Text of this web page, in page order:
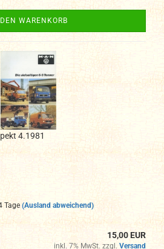
WARENKORB
4.1981
Tage (Ausland abweichend)
15,00 EUR
inkl. 7% MwSt. zzgl. Versand